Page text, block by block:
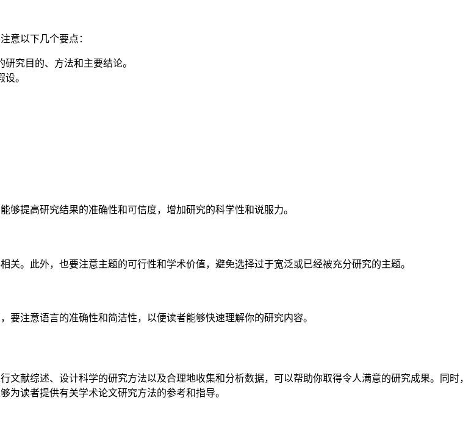
意以下几个要点：
究目的、方法和主要结论。
。
提高研究结果的准确性和可信度，增加研究的科学性和说服力。
。此外，也要注意主题的可行性和学术价值，避免选择过于宽泛或已经被充分研究的主题。
注意语言的准确性和简洁性，以便读者能够快速理解你的研究内容。
献综述、设计科学的研究方法以及合理地收集和分析数据，可以帮助你取得令人满意的研究成果。同时，
为读者提供有关学术论文研究方法的参考和指导。